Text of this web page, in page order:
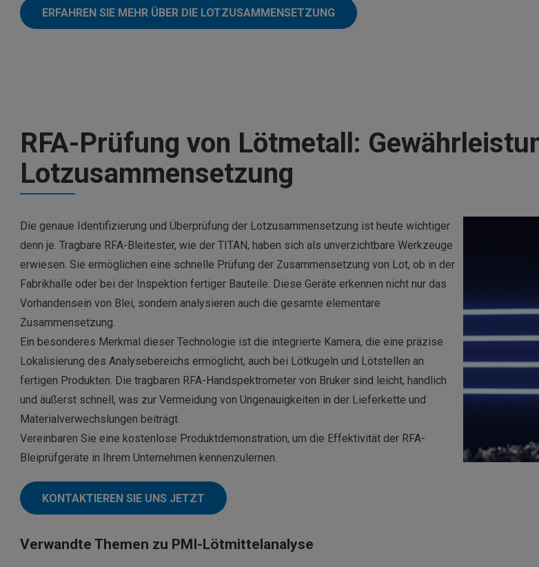
ERFAHREN SIE MEHR ÜBER DIE LOTZUSAMMENSETZUNG
RFA-Prüfung von Lötmetall:
Lotzusammensetzung
Die genaue Identifizierung und Überprüfung der Lotzusammensetzung ist heute wichtiger
denn je. Tragbare RFA-Bleitester, wie der TITAN, haben sich als unverzichtbare Werkzeuge
erwiesen. Sie ermöglichen eine schnelle Prüfung der Zusammensetzung von Lot, ob in der
Fabrikhalle oder bei der Inspektion fertiger Bauteile. Diese Geräte erkennen nicht nur das
Vorhandensein von Blei, sondern analysieren auch die gesamte elementare
Zusammensetzung.
Ein besonderes Merkmal dieser Technologie ist die integrierte Kamera, die eine präzise
Lokalisierung des Analysebereichs ermöglicht, auch bei Lötkugeln und Lötstellen an
fertigen Produkten. Die tragbaren RFA-Handspektrometer von Bruker sind leicht, handlich
und äußerst schnell, was zur Vermeidung von Ungenauigkeiten in der Lieferkette und
Materialverwechslungen beiträgt.
Vereinbaren Sie eine kostenlose Produktdemonstration, um die Effektivität der RFA-
Bleiprüfgeräte in Ihrem Unternehmen kennenzulernen.
KONTAKTIEREN SIE UNS JETZT
Verwandte Themen zu PMI-Lötmittelanalyse